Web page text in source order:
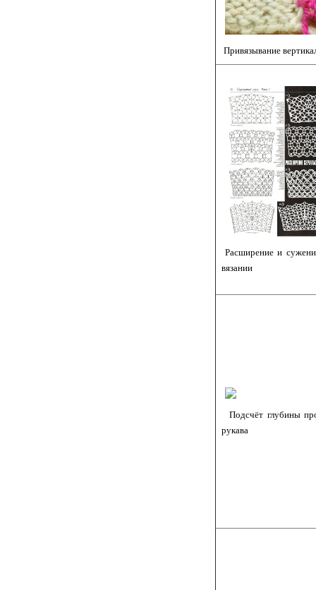
Привязывание
Расширение и
вязании
Подсчёт глубины
рукава